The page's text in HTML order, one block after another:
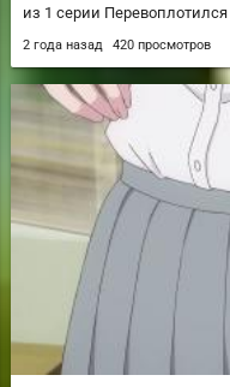
из 1 серии
совершенствовать свою
Ouji Datta node, Kimama ni
2 года назад 420 просмотров